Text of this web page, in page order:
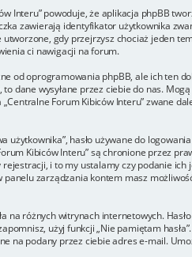
Interu” powoduje, że aplikacja phpBB
zawierają identyfikator użytkownika
gdy przejrzysz chociaż jeden
ci nawigacji na forum.
od oprogramowania phpBB, ale ich ten
wysyłane przez ciebie do nas.
Forum Kibiców Interu” zwane
hasło używane do
Kibiców Interu” są chronione przez
i to my ustalamy czy podanie ich
zarządzania kontem masz
na różnych witrynach internetowych.
użyj funkcji „Nie pamiętam
na podany przez ciebie adres e-mail.